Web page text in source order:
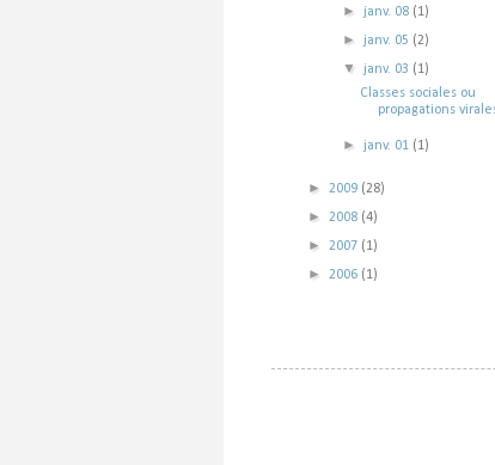
► janv. 08 (1)
► janv. 05 (2)
▼ janv. 03 (1)
Classes sociales ou
propagations
► janv. 01 (1)
► 2009 (28)
► 2008 (4)
► 2007 (1)
► 2006 (1)